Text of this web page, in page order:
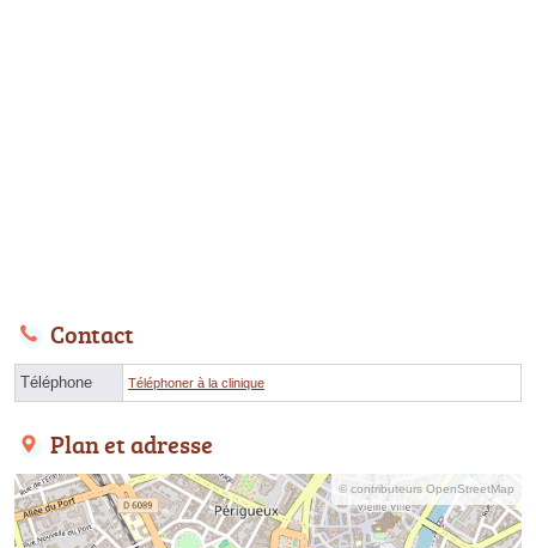
Contact
Téléphone Téléphoner à la clinique
Plan et adresse
© contributeurs OpenStreetMap